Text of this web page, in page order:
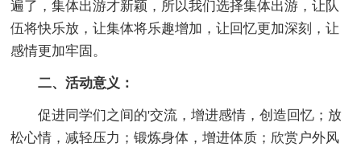
遍了，集体出游才新颖，所以我们选择集体出游，让队
伍将快乐放，让集体将乐趣增加，让回忆更加深刻，让
感情更加牢固。
二、活动意义：
促进同学们之间的'交流，增进感情，创造回忆；放
松心情，减轻压力；锻炼身体，增进体质；欣赏户外风